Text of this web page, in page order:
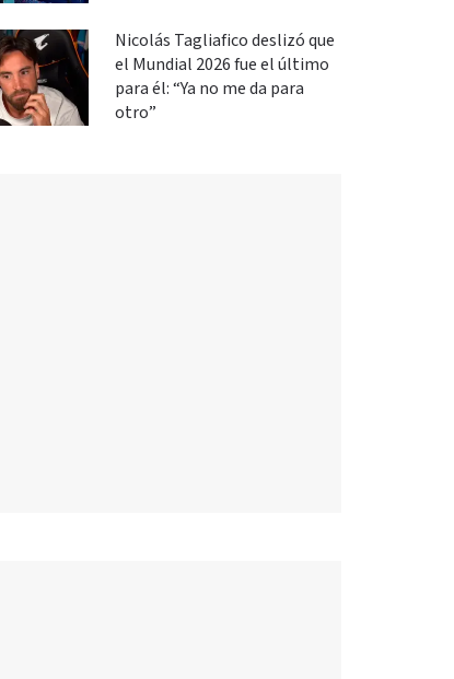
Nicolás Tagliafico deslizó que
el Mundial 2026 fue el último
para él: “Ya no me da para
otro”